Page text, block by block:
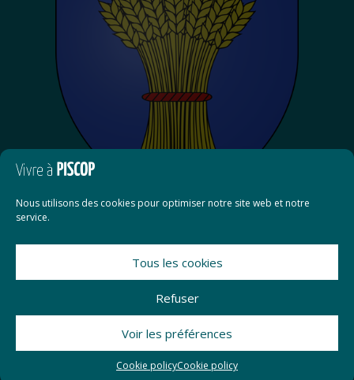
Nous utilisons des cookies pour optimiser notre site web et notre
service.
Tous les cookies
Refuser
Voir les préférences
Cookie policyCookie policy
Conformité RGPD